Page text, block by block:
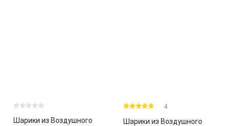
Шарики из Воздушного
4
Шарики из Воздушного